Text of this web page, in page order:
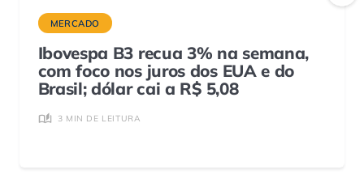
MERCADO
Ibovespa B3 recua 3% na semana,
com foco nos juros dos EUA e do
Brasil; dólar cai a R$ 5,08
3 MIN DE LEITURA